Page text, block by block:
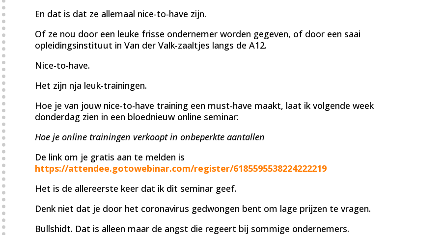
En dat is dat ze allemaal nice-to-have zijn.
Of ze nou door een leuke frisse ondernemer worden gegeven, of door een saai
opleidingsinstituut in Van der Valk-zaaltjes langs de A12.
Nice-to-have.
Het zijn nja leuk-trainingen.
Hoe je van jouw nice-to-have training een must-have maakt, laat ik volgende week
donderdag zien in een bloednieuw online seminar:
Hoe je online trainingen verkoopt in onbeperkte aantallen
De link om je gratis aan te melden is
https://attendee.gotowebinar.com/register/6185595538224222219
Het is de allereerste keer dat ik dit seminar geef.
Denk niet dat je door het coronavirus gedwongen bent om lage prijzen te vragen.
Bullshidt. Dat is alleen maar de angst die regeert bij sommige ondernemers.